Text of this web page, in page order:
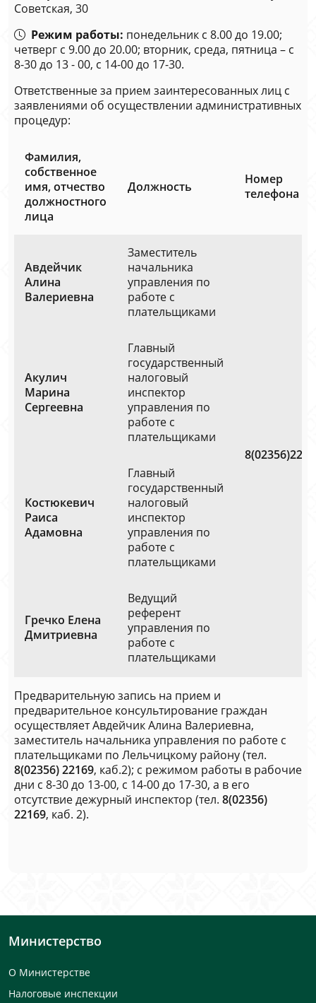
Советская, 30
Режим работы: понедельник с 8.00 до 19.00;
четверг с 9.00 до 20.00; вторник, среда, пятница – с
8-30 до 13 - 00, с 14-00 до 17-30.
Ответственные за прием заинтересованных лиц с
заявлениями об осуществлении административных
процедур:
Фамилия,
собственное
имя, отчество
должностного
лица
Должность
Номер
телефона
Авдейчик
Алина
Валериевна
Заместитель
начальника
управления по
работе с
плательщиками
Акулич
Марина
Сергеевна
Главный
государственный
налоговый
инспектор
управления по
работе с
плательщиками
Костюкевич
Раиса
Адамовна
Главный
государственный
налоговый
инспектор
управления по
работе с
плательщиками
Гречко Елена
Дмитриевна
Ведущий
референт
управления по
работе с
плательщиками
Предварительную запись на прием и
предварительное консультирование граждан
осуществляет Авдейчик Алина Валериевна,
заместитель начальника управления по работе с
плательщиками по Лельчицкому району (тел.
8(02356) 22169, каб.2); с режимом работы в рабочие
дни с 8-30 до 13-00, с 14-00 до 17-30, а в его
отсутствие дежурный инспектор (тел. 8(02356)
22169, каб. 2).
Министерство
О Министерстве
Налоговые инспекции